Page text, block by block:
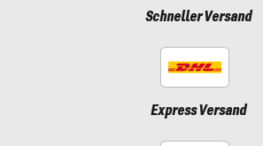
Schneller Versand
Express Versand